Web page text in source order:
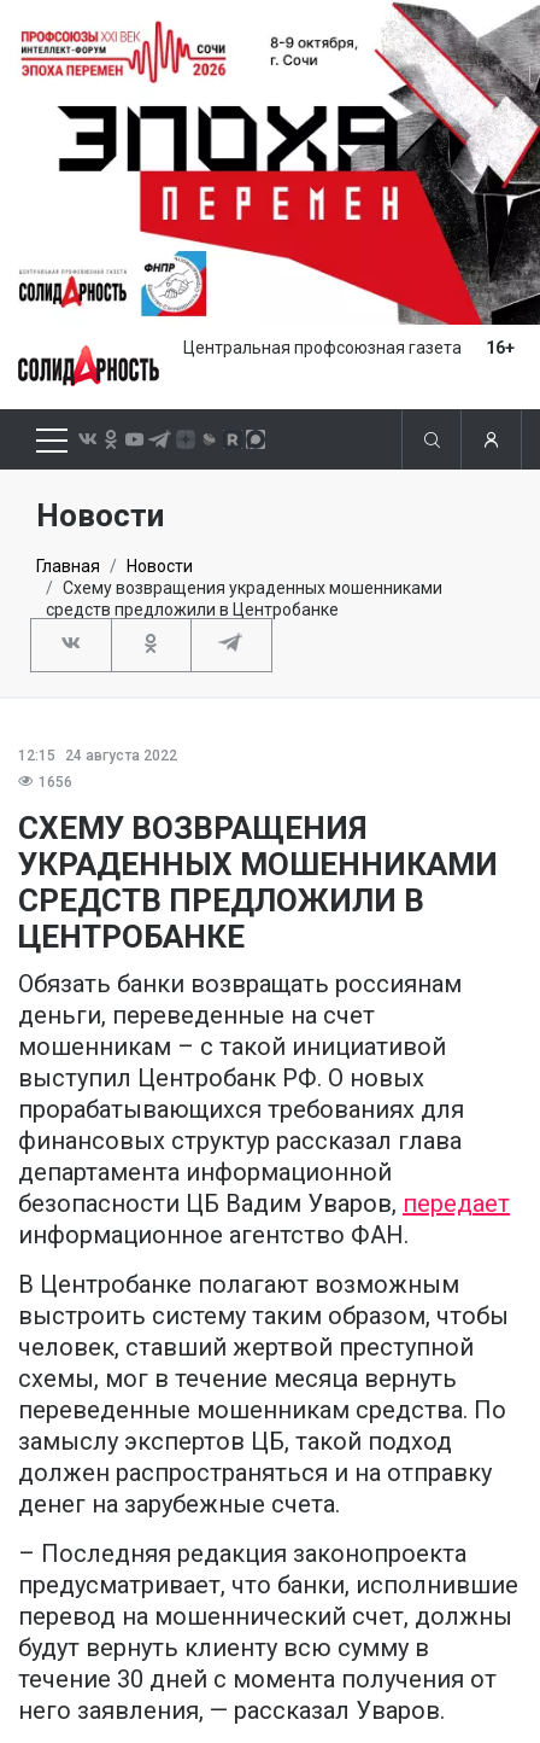
Центральная профсоюзная газета 16+
Новости
Главная
Новости
Схему возвращения украденных мошенниками
средств предложили в Центробанке
12:15
24 августа 2022
1656
СХЕМУ ВОЗВРАЩЕНИЯ
УКРАДЕННЫХ МОШЕННИКАМИ
СРЕДСТВ ПРЕДЛОЖИЛИ В
ЦЕНТРОБАНКЕ
Обязать банки возвращать россиянам
деньги, переведенные на счет
мошенникам – с такой инициативой
выступил Центробанк РФ. О новых
прорабатывающихся требованиях для
финансовых структур рассказал глава
департамента информационной
безопасности ЦБ Вадим Уваров, передает
информационное агентство ФАН.
В Центробанке полагают возможным
выстроить систему таким образом, чтобы
человек, ставший жертвой преступной
схемы, мог в течение месяца вернуть
переведенные мошенникам средства. По
замыслу экспертов ЦБ, такой подход
должен распространяться и на отправку
денег на зарубежные счета.
– Последняя редакция законопроекта
предусматривает, что банки, исполнившие
перевод на мошеннический счет, должны
будут вернуть клиенту всю сумму в
течение 30 дней с момента получения от
него заявления, — рассказал Уваров.